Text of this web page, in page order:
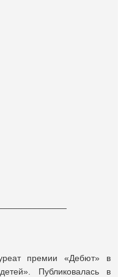
премии «Дебют» в
Публиковалась в